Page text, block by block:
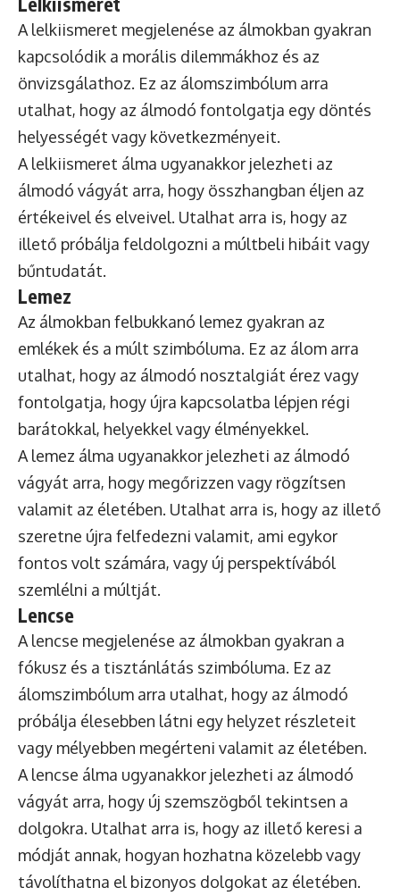
A lelkiismeret megjelenése az álmokban gyakran
kapcsolódik a morális dilemmákhoz és az
önvizsgálathoz. Ez az álomszimbólum arra
utalhat, hogy az álmodó fontolgatja egy döntés
helyességét vagy következményeit.
A lelkiismeret álma ugyanakkor jelezheti az
álmodó vágyát arra, hogy összhangban éljen az
értékeivel és elveivel. Utalhat arra is, hogy az
illető próbálja feldolgozni a múltbeli hibáit vagy
bűntudatát.
Lemez
Az álmokban felbukkanó lemez gyakran az
emlékek és a múlt szimbóluma. Ez az álom arra
utalhat, hogy az álmodó nosztalgiát érez vagy
fontolgatja, hogy újra kapcsolatba lépjen régi
barátokkal, helyekkel vagy élményekkel.
A lemez álma ugyanakkor jelezheti az álmodó
vágyát arra, hogy megőrizzen vagy rögzítsen
valamit az életében. Utalhat arra is, hogy az illető
szeretne újra felfedezni valamit, ami egykor
fontos volt számára, vagy új perspektívából
szemlélni a múltját.
Lencse
A lencse megjelenése az álmokban gyakran a
fókusz és a tisztánlátás szimbóluma. Ez az
álomszimbólum arra utalhat, hogy az álmodó
próbálja élesebben látni egy helyzet részleteit
vagy mélyebben megérteni valamit az életében.
A lencse álma ugyanakkor jelezheti az álmodó
vágyát arra, hogy új szemszögből tekintsen a
dolgokra. Utalhat arra is, hogy az illető keresi a
módját annak, hogyan hozhatna közelebb vagy
távolíthatna el bizonyos dolgokat az életében.